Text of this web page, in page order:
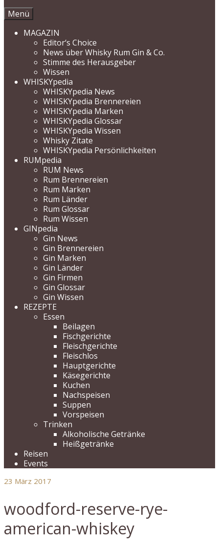
Menü
MAGAZIN
Editor‘s Choice
News über Whisky Rum Gin & Co.
Stimme des Herausgeber
Wissen
WHISKYpedia
WHISKYpedia News
WHISKYpedia Brennereien
WHISKYpedia Marken
WHISKYpedia Glossar
WHISKYpedia Wissen
Whisky Zitate
WHISKYpedia Persönlichkeiten
RUMpedia
RUM News
Rum Brennereien
Rum Marken
Rum Länder
Rum Glossar
Rum Wissen
GINpedia
Gin News
Gin Brennereien
Gin Marken
Gin Länder
Gin Firmen
Gin Glossar
Gin Wissen
REZEPTE
Essen
Beilagen
Fischgerichte
Fleischgerichte
Fleischlos
Hauptgerichte
Käsegerichte
Kuchen
Nachspeisen
Suppen
Vorspeisen
Trinken
Alkoholische Getränke
Heißgetränke
Reisen
Events
23 März 2017
woodford-reserve-rye-
american-whiskey